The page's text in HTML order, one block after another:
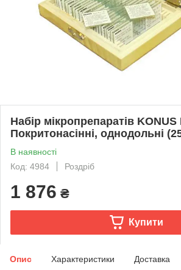
Набір мікропрепаратів KONUS
Покритонасінні, однодольні
В наявності
Код: 4984
Роздріб
1 876 ₴
Купити
Опис Характеристики Доставка